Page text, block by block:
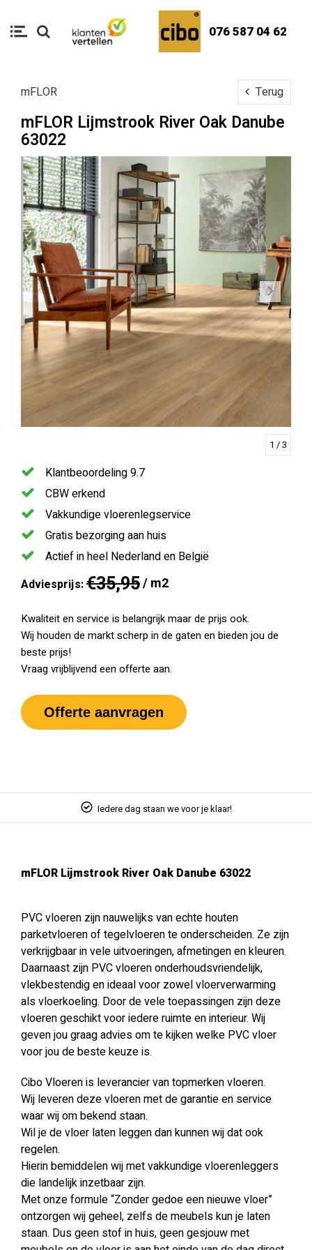
076 587 04 62
mFLOR Terug
mFLOR Lijmstrook River Oak Danube
63022
1 / 3
Klantbeoordeling 9.7
CBW erkend
Vakkundige vloerenlegservice
Gratis bezorging aan huis
Actief in heel Nederland en België
Adviesprijs:€35,95/ m2
Kwaliteit en service is belangrijk maar de prijs ook.
Wij houden de markt scherp in de gaten en bieden jou de
beste prijs!
Vraag vrijblijvend een offerte aan.
Offerte aanvragen
Iedere dag staan we voor je klaar!
mFLOR Lijmstrook River Oak Danube 63022
PVC vloeren zijn nauwelijks van echte houten
parketvloeren of tegelvloeren te onderscheiden. Ze zijn
verkrijgbaar in vele uitvoeringen, afmetingen en kleuren.
Daarnaast zijn PVC vloeren onderhoudsvriendelijk,
vlekbestendig en ideaal voor zowel vloerverwarming
als vloerkoeling. Door de vele toepassingen zijn deze
vloeren geschikt voor iedere ruimte en interieur. Wij
geven jou graag advies om te kijken welke PVC vloer
voor jou de beste keuze is.
Cibo Vloeren is leverancier van topmerken vloeren.
Wij leveren deze vloeren met de garantie en service
waar wij om bekend staan.
Wil je de vloer laten leggen dan kunnen wij dat ook
regelen.
Hierin bemiddelen wij met vakkundige vloerenleggers
die landelijk inzetbaar zijn.
Met onze formule “Zonder gedoe een nieuwe vloer”
ontzorgen wij geheel, zelfs de meubels kun je laten
staan. Dus geen stof in huis, geen gesjouw met